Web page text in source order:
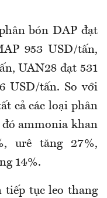
bónDAP đạt
953 USD/tấn,
UAN28 đạt 531
USD/tấn. So với
cả các loại phân
đó ammonia khan
urê tăng 27%,
14%.
tiếp tục leo thang